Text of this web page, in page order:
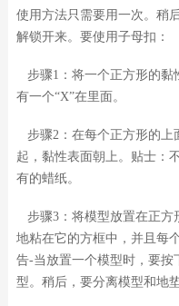
使用方法只需要用一次。稍
解锁开来。要使用子母扣：
步骤1：将一个正方形的黏
有一个“X”在里面。
步骤2：在每个正方形的上
起，黏性表面朝上。贴士：
有的蜡纸。
步骤3：将模型放置在正方
地粘在它的方框中，并且每
告-当放置一个模型时，要按
型。稍后，要分离模型和地